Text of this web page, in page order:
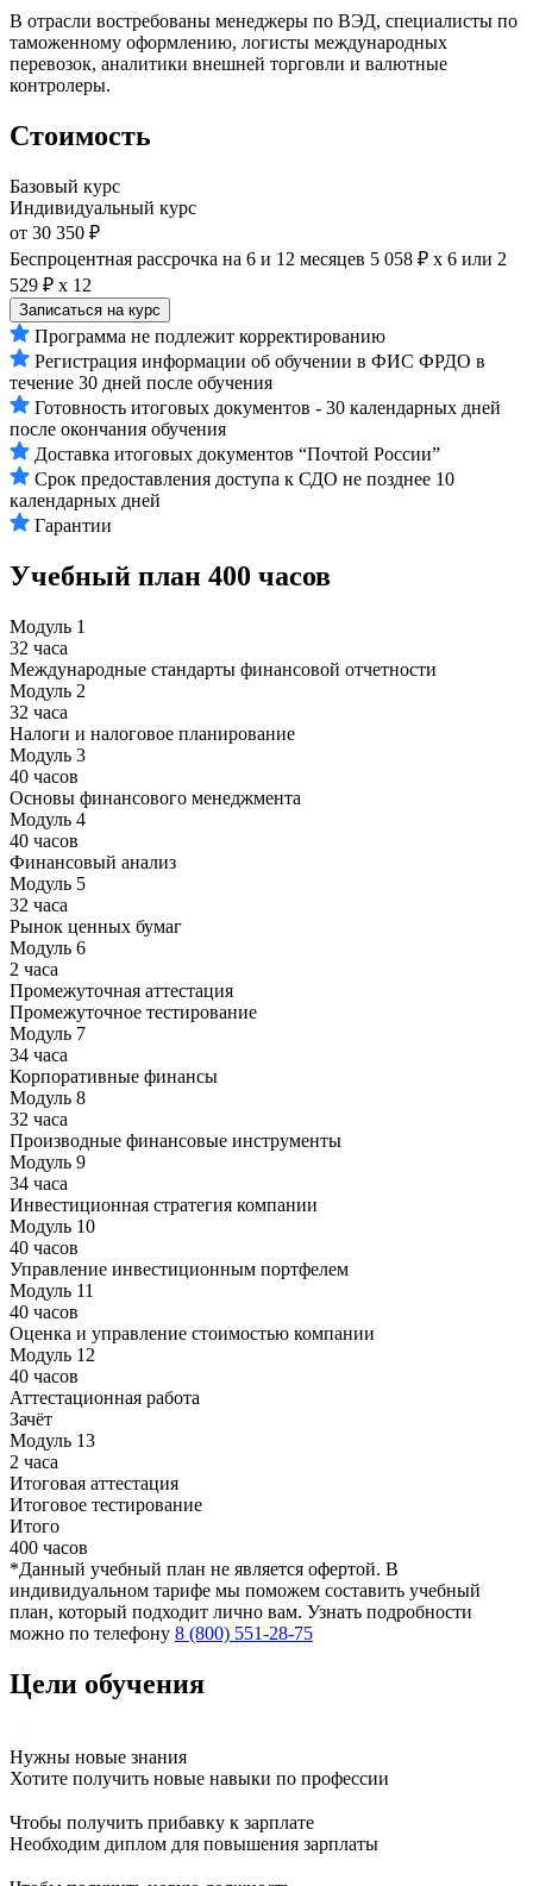
В отрасли востребованы менеджеры по ВЭД, специалисты по
таможенному оформлению, логисты международных
перевозок, аналитики внешней торговли и валютные
контролеры.
Стоимость
Базовый курс
Индивидуальный курс
от 30 350 ₽
Беспроцентная рассрочка на 6 и 12 месяцев 5 058 ₽ х 6 или 2
529 ₽ х 12
Записаться на курс
Программа не подлежит корректированию
Регистрация информации об обучении в ФИС ФРДО в
течение 30 дней после обучения
Готовность итоговых документов - 30 календарных дней
после окончания обучения
Доставка итоговых документов “Почтой России”
Срок предоставления доступа к СДО не позднее 10
календарных дней
Гарантии
Учебный план 400 часов
Модуль 1
32 часа
Международные стандарты финансовой отчетности
Модуль 2
32 часа
Налоги и налоговое планирование
Модуль 3
40 часов
Основы финансового менеджмента
Модуль 4
40 часов
Финансовый анализ
Модуль 5
32 часа
Рынок ценных бумаг
Модуль 6
2 часа
Промежуточная аттестация
Промежуточное тестирование
Модуль 7
34 часа
Корпоративные финансы
Модуль 8
32 часа
Производные финансовые инструменты
Модуль 9
34 часа
Инвестиционная стратегия компании
Модуль 10
40 часов
Управление инвестиционным портфелем
Модуль 11
40 часов
Оценка и управление стоимостью компании
Модуль 12
40 часов
Аттестационная работа
Зачёт
Модуль 13
2 часа
Итоговая аттестация
Итоговое тестирование
Итого
400 часов
*Данный учебный план не является офертой. В
индивидуальном тарифе мы поможем составить учебный
план, который подходит лично вам. Узнать подробности
можно по телефону 8 (800) 551-28-75
Цели обучения
Нужны новые знания
Хотите получить новые навыки по профессии
Чтобы получить прибавку к зарплате
Необходим диплом для повышения зарплаты